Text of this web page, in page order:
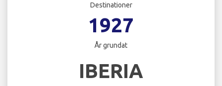
Destinationer
1927
År grundat
IBERIA